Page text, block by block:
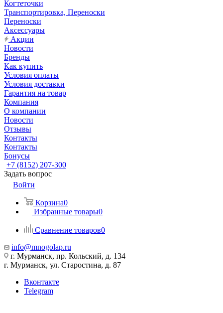
Когтеточки
Транспортировка, Переноски
Переноски
Аксессуары
Акции
Новости
Бренды
Как купить
Условия оплаты
Условия доставки
Гарантия на товар
Компания
О компании
Новости
Отзывы
Контакты
Контакты
Бонусы
+7 (8152) 207-300
Задать вопрос
Войти
Корзина0
Избранные товары0
Сравнение товаров0
info@mnogolap.ru
г. Мурманск, пр. Кольский, д. 134
г. Мурманск, ул. Старостина, д. 87
Вконтакте
Telegram